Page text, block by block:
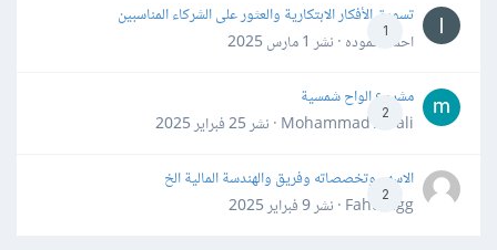
1
تسويق الأفكار الابتكارية والعثور على الشركاء المناسبين
احمد حموده · نشر 1 مارس 2025
2
مشروع الواح شمسية
Mohammad Awali · نشر
25 فبراير 2025
2
الاسهم وتخصصاته وفريق والهندسة المالية الخ
Fahd Ggg · نشر
9 فبراير 2025